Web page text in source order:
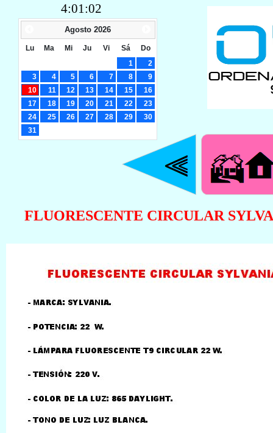
LLAMAR AL TELEFONO
626246281
FLUORESCENTE CIRCULAR
4:01:03
Agosto 2026
Lu Ma Mi Ju Vi Sá
Do
1
2
3
4 5 6 7 8
9
10
11 12 13 14 15
16
17
18 19 20 21 22
23
24
25 26 27 28 29
30
31